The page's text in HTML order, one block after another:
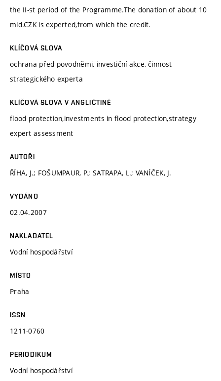
the II-st period of the Programme.The donation of about 10
mld.CZK is experted,from which the credit.
KLÍČOVÁ SLOVA
ochrana před povodněmi, investiční akce, činnost
strategického experta
KLÍČOVÁ SLOVA V ANGLIČTINĚ
flood protection,investments in flood protection,strategy
expert assessment
AUTOŘI
ŘÍHA, J.; FOŠUMPAUR, P.; SATRAPA, L.; VANÍČEK, J.
VYDÁNO
02.04.2007
NAKLADATEL
Vodní hospodářství
MÍSTO
Praha
ISSN
1211-0760
PERIODIKUM
Vodní hospodářství